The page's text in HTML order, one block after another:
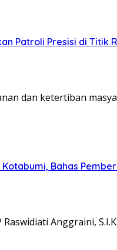
Patroli Presisi di Titik
dan ketertiban
Bahas
Anggraini,